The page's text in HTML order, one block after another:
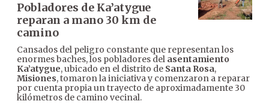
Pobladores de Ka’atygue
reparan a mano 30 km de
camino
Cansados del peligro constante que representan los
enormes baches, los pobladores del asentamiento
Ka’atygue, ubicado en el distrito de Santa Rosa,
Misiones, tomaron la iniciativa y comenzaron a reparar
por cuenta propia un trayecto de aproximadamente 30
kilómetros de camino vecinal.